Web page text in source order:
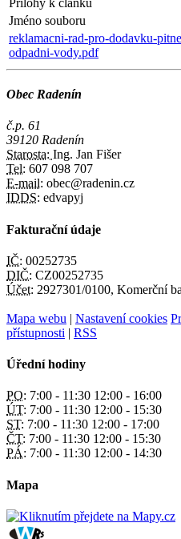
Jméno souboru
reklamacni-rad-pro-dodavku-
odpadni-vody.pdf
Obec Radenín
č.p. 61
39120 Radenín
Starosta: Ing. Jan Fišer
Tel: 607 098 707
E-mail: obec@radenin.cz
IDDS: edvapyj
Fakturační údaje
IČ: 00252735
DIČ: CZ00252735
Účet: 2927301/0100, Komerční
Mapa webu | Nastavení cookies
přístupnosti | RSS
Úřední hodiny
PO: 7:00 - 11:30 12:00 - 16:00
ÚT: 7:00 - 11:30 12:00 - 15:30
ST: 7:00 - 11:30 12:00 - 17:00
ČT: 7:00 - 11:30 12:00 - 15:30
PÁ: 7:00 - 11:30 12:00 - 14:30
Mapa